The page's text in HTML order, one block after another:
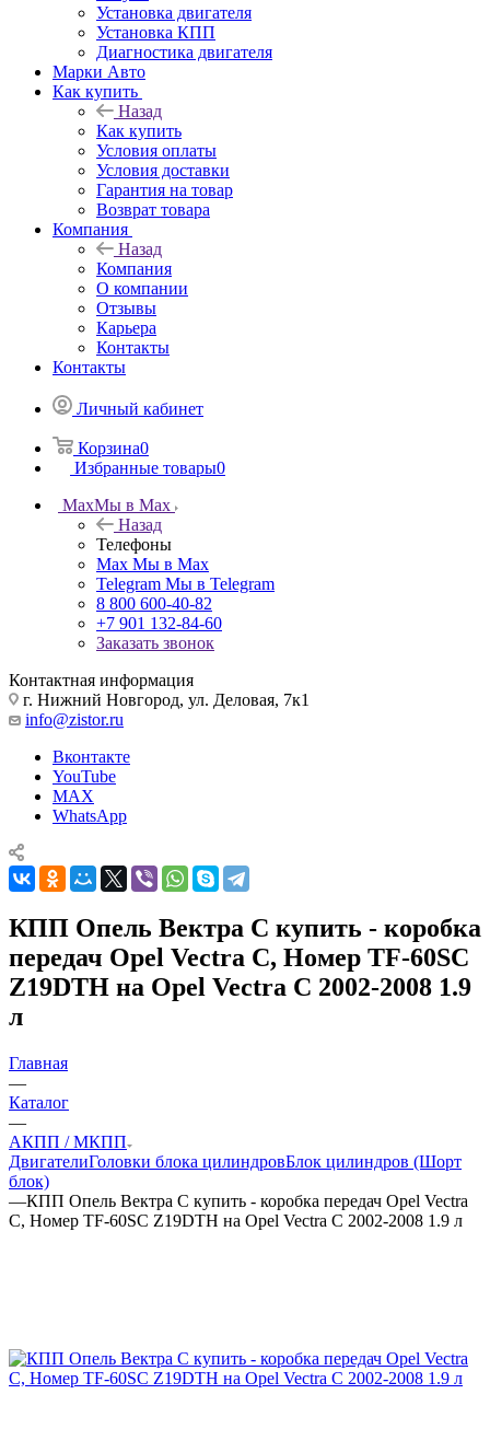
Установка двигателя
Установка КПП
Диагностика двигателя
Марки Авто
Как купить
Назад
Как купить
Условия оплаты
Условия доставки
Гарантия на товар
Возврат товара
Компания
Назад
Компания
О компании
Отзывы
Карьера
Контакты
Контакты
Личный кабинет
Корзина0
Избранные товары0
MaxМы в Max
Назад
Телефоны
Max Мы в Max
Telegram Мы в Telegram
8 800 600-40-82
+7 901 132-84-60
Заказать звонок
Контактная информация
г. Нижний Новгород, ул. Деловая, 7к1
info@zistor.ru
Вконтакте
YouTube
MAX
WhatsApp
КПП Опель Вектра С купить - коробка
передач Opel Vectra C, Номер TF-60SC
Z19DTH на Opel Vectra C 2002-2008 1.9
л
Главная
—
Каталог
—
АКПП / МКПП
ДвигателиГоловки блока цилиндровБлок цилиндров (Шорт
блок)
—КПП Опель Вектра С купить - коробка передач Opel Vectra
C, Номер TF-60SC Z19DTH на Opel Vectra C 2002-2008 1.9 л